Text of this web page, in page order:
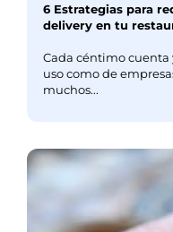
6 Estrategias para
delivery en tu
Cada céntimo
uso como de
muchos...